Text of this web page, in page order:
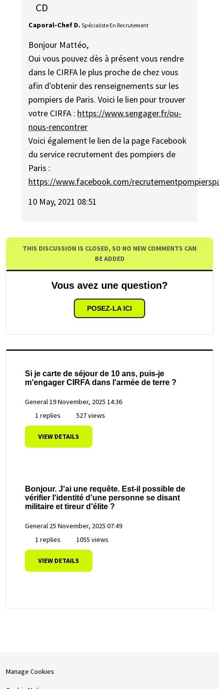
CD
Caporal-Chef D. Spécialiste En Recrutement
Bonjour Mattéo,
Oui vous pouvez dès à présent vous rendre
dans le CIRFA le plus proche de chez vous
afin d'obtenir des renseignements sur les
pompiers de Paris. Voici le lien pour trouver
votre CIRFA : https://www.sengager.fr/ou-
nous-rencontrer
Voici également le lien de la page Facebook
du service recrutement des pompiers de
Paris :
https://www.facebook.com/
10 May, 2021 08:51
THIS DISCUSSION IS CLOSED, SO NO NEW COMMENTS CAN
BE ADDED
Vous avez une question?
POSEZ-LA ICI
Si je carte de séjour de 10 ans, puis-je
m'engager CIRFA dans l'armée de terre ?
General19 November, 2025 14:36
1 replies
527 views
VIEW DETAILS
Bonjour. J'ai une requête. Est-il possible de
vérifier l'identité d'une personne se disant
militaire et tireur d'élite ?
General 25 November, 2025 07:49
1 replies
1055 views
VIEW DETAILS
Manage Cookies